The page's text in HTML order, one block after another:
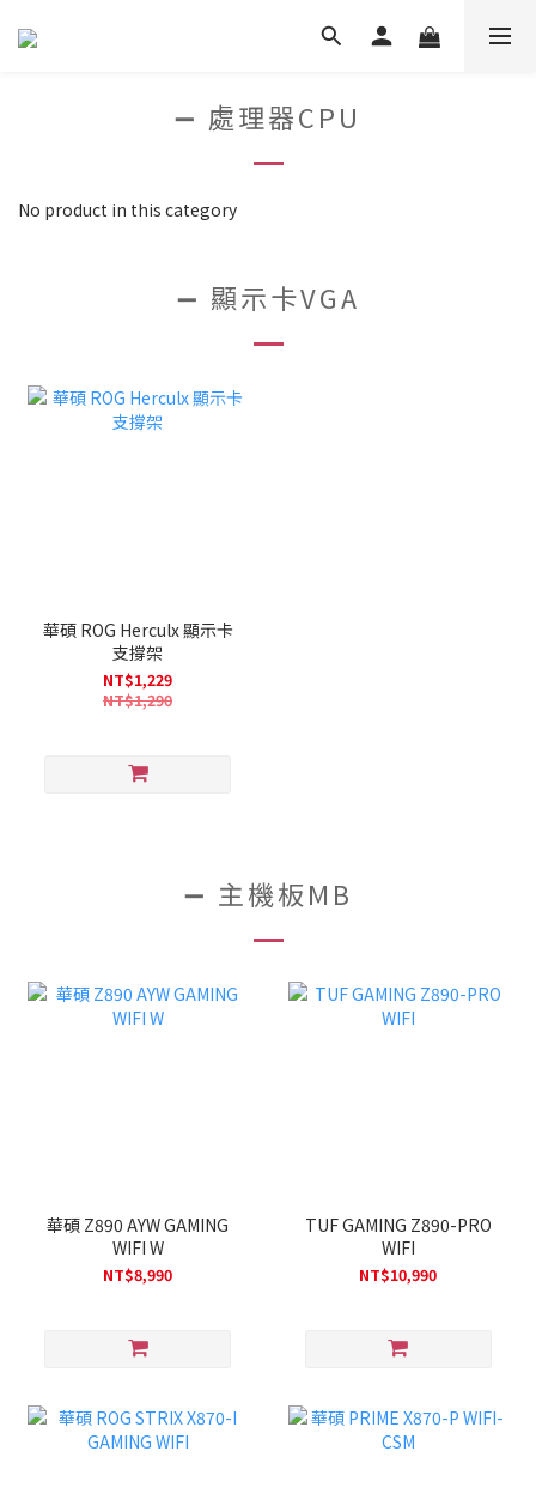
➖ 處理器CPU
No product in this category
➖ 顯示卡VGA
華碩 ROG Herculx 顯示卡
支撐架
NT$1,229
NT$1,290
➖ 主機板MB
華碩 Z890 AYW GAMING
WIFI W
NT$8,990
TUF GAMING Z890-PRO
WIFI
NT$10,990